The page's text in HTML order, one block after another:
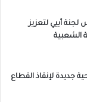
لجنة أبيي لتعزيز
الشعبية
جديدة لإنقاذ القطاع